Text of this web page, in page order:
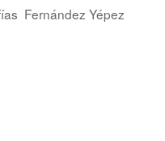
Fernández Yépez